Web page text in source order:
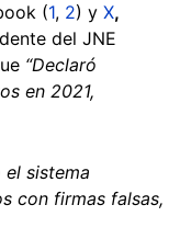
(1, 2) y X,
del JNE
“Declaró
en 2021,
el sistema
con firmas falsas,